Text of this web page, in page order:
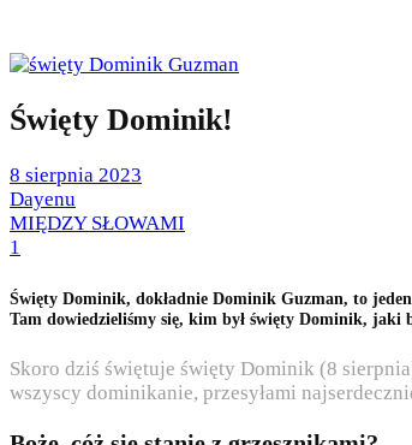
Święty Dominik!
Posted
on
8 sierpnia 2023
by
Dayenu
Posted
in
MIĘDZY SŁOWAMI
1
Święty Dominik, dokładnie Dominik Guzman, to
Tam dowiedzieliśmy się, kim był święty Dominik, jaki
Skoro dziś świętuje święty Dominik (8
wszyscy dominikanie, przesyłami